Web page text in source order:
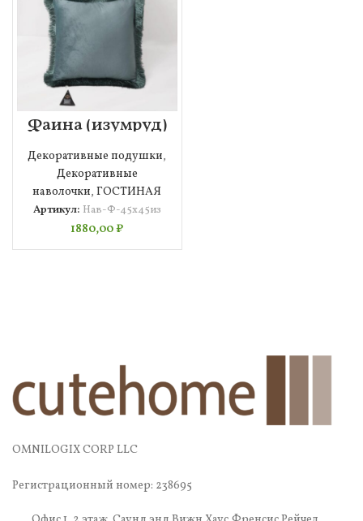
Фаина (изумруд)
Наволочка 45х45
Декоративные подушки,
Декоративные
наволочки,ГОСТИНАЯ
Артикул: Нав-Ф-45х45из
1880,00₽
OMNILOGIX CORP LLC
Регистрационный номер: 238695